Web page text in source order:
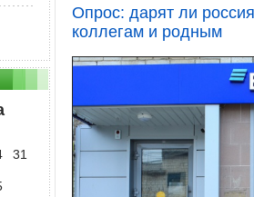
Опрос: дарят ли
коллегам и родным
31